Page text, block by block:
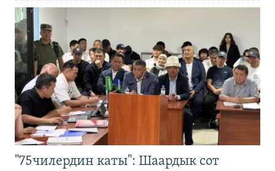
"75чилердин каты": Шаардык сот